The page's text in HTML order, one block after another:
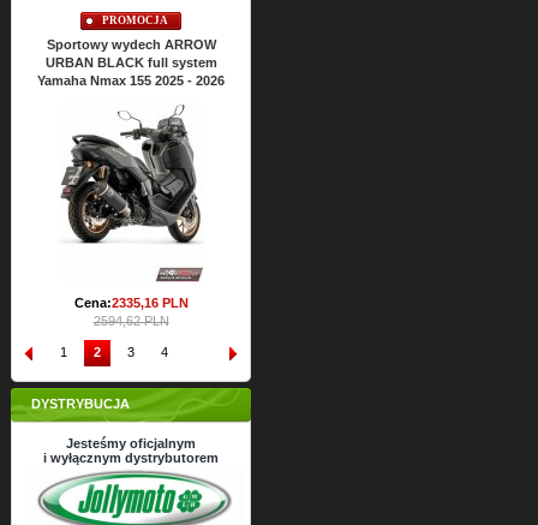
PROMOCJA
Sportowy wydech ARROW
URBAN BLACK full system
Yamaha Nmax 155 2025 - 2026
Cena:2335,16PLN
2594,62 PLN
1 2 3 4
DYSTRYBUCJA
Jesteśmy oficjalnym
i wyłącznym dystrybutorem